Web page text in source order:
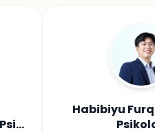
Ranti
S.Psi., M.Psi.,